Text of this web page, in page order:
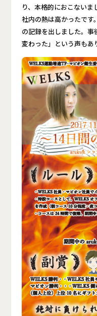
り、本格的におこないま
社内の熱は高かったです
の記録を出しました。事
変わった」という声もあ